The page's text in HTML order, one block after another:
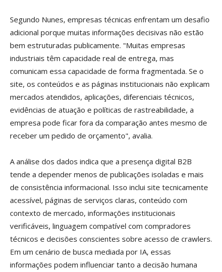
Segundo Nunes, empresas técnicas enfrentam um desafio
adicional porque muitas informações decisivas não estão
bem estruturadas publicamente. "Muitas empresas
industriais têm capacidade real de entrega, mas
comunicam essa capacidade de forma fragmentada. Se o
site, os conteúdos e as páginas institucionais não explicam
mercados atendidos, aplicações, diferenciais técnicos,
evidências de atuação e políticas de rastreabilidade, a
empresa pode ficar fora da comparação antes mesmo de
receber um pedido de orçamento", avalia.
A análise dos dados indica que a presença digital B2B
tende a depender menos de publicações isoladas e mais
de consistência informacional. Isso inclui site tecnicamente
acessível, páginas de serviços claras, conteúdo com
contexto de mercado, informações institucionais
verificáveis, linguagem compatível com compradores
técnicos e decisões conscientes sobre acesso de crawlers.
Em um cenário de busca mediada por IA, essas
informações podem influenciar tanto a decisão humana